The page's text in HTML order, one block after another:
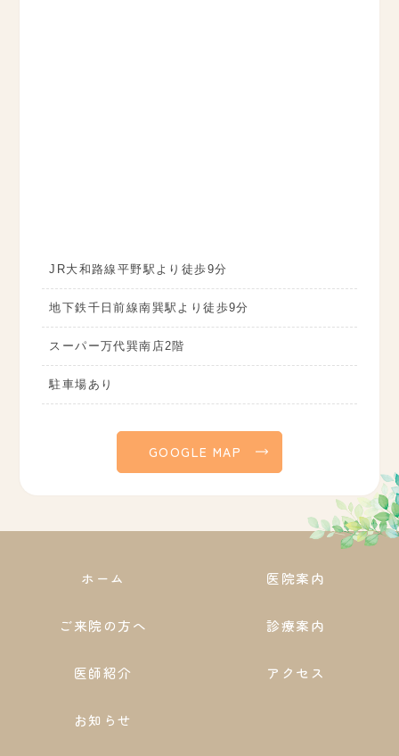
JR大和路線平野駅より徒歩9分
地下鉄千日前線南巽駅より徒歩9分
スーパー万代巽南店2階
駐車場あり
GOOGLE MAP
ホーム 医院案内
ご来院の方へ 診療案内
医師紹介 アクセス
お知らせ